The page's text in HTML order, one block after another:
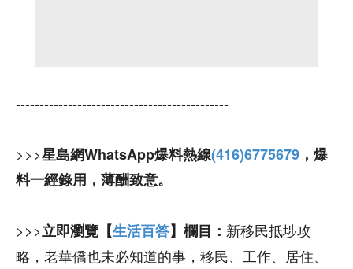
---------------------------------------------
>>>星島網WhatsApp爆料熱線(416)6775679 ，爆
料一經錄用，薄酬致意。
>>>立即瀏覽【生活百答】欄目： 新移民抵埗攻
略，老華僑也未必知道的事，移民、工作、居住、